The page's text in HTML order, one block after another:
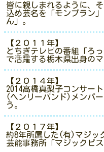
皆に親しまれるように、
込め芸名を「モンブラン
ん」。
【２０１１年】
とちぎテレビの番組「ろ
で活躍する栃木県出身の
【２０１４年】
2014高橋真梨子コンサー
(ヘンリーバンド)メンバ
う。
【２０１７年】
約8年所属した(有)マジッ
芸能事務所「マジックビス